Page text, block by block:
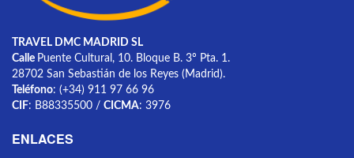
TRAVEL DMC MADRID SL
Calle Puente Cultural, 10. Bloque B. 3º Pta. 1.
28702 San Sebastián de los Reyes (Madrid).
Teléfono: (+34) 911 97 66 96
CIF: B88335500 / CICMA: 3976
ENLACES